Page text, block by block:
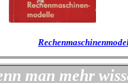
man mehr